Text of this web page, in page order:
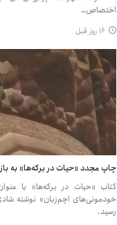
اختصاص…
۱۶ روز قبل
چاپ مجدد «حیات در برکه‌ها» به
کتاب «حیات در برکه‌ها» با
خودمونی‌های اچم‌زبان» نوشته
رسید.